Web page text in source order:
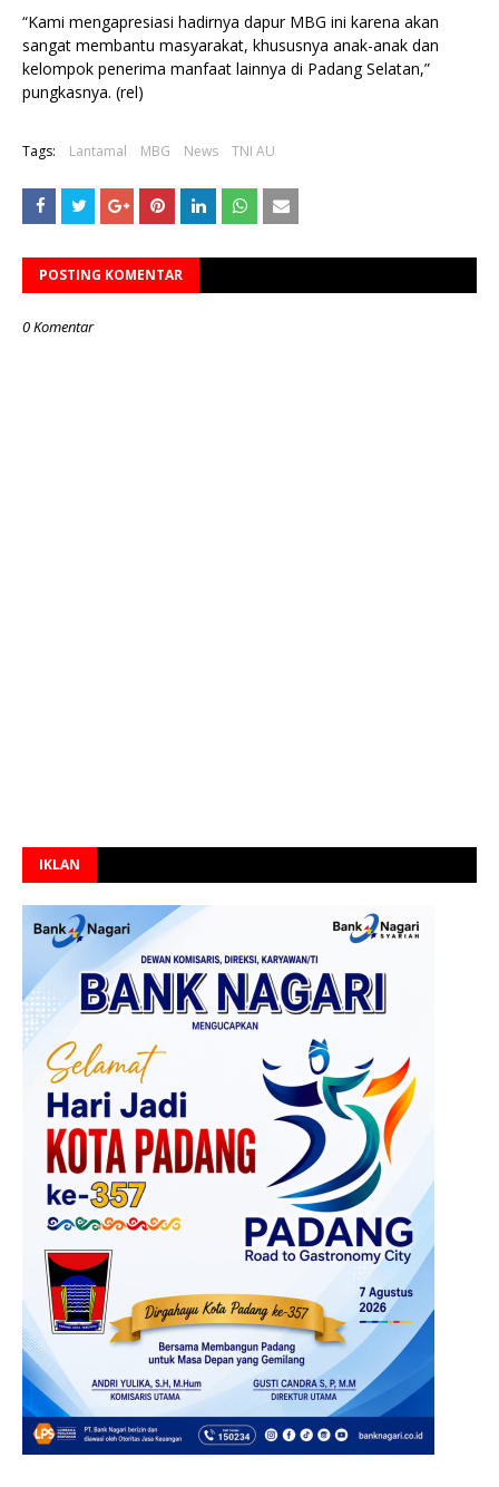
“Kami mengapresiasi hadirnya dapur MBG ini karena akan
sangat membantu masyarakat, khususnya anak-anak dan
kelompok penerima manfaat lainnya di Padang Selatan,”
pungkasnya. (rel)
Tags: Lantamal MBG News TNI AU
POSTING KOMENTAR
0 Komentar
IKLAN